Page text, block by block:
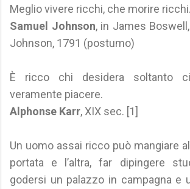
Meglio vivere ricchi, che morire ricchi.
Samuel Johnson, in James
Johnson, 1791 (postumo)
È ricco chi desidera soltanto
veramente piacere.
Alphonse Karr, XIX sec. [1]
Un uomo assai ricco può mangiare
portata e l’altra, far dipingere
godersi un palazzo in campagna e